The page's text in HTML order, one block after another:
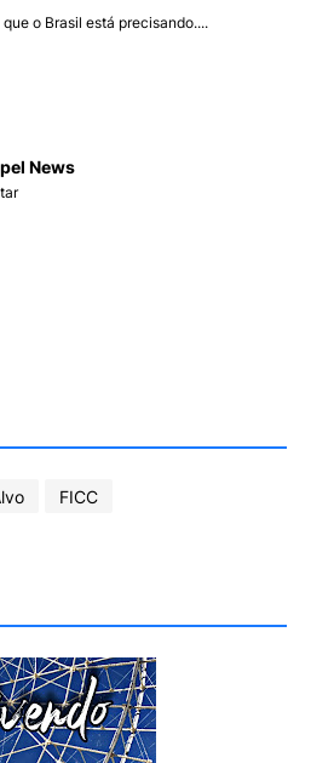
o Brasil está precisando....
News
FICC